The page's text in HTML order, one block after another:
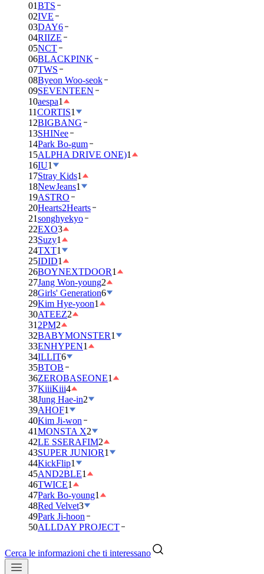
01BTS
02IVE
03DAY6
04RIIZE
05NCT
06BLACKPINK
07TWS
08Byeon Woo-seok
09SEVENTEEN
10aespa1
11CORTIS1
12BIGBANG
13SHINee
14Park Bo-gum
15ALPHA DRIVE ONE)1
16IU1
17Stray Kids1
18NewJeans1
19ASTRO
20Hearts2Hearts
21songhyekyo
22EXO3
23Suzy1
24TXT1
25IDID1
26BOYNEXTDOOR1
27Jang Won-young2
28Girls' Generation6
29Kim Hye-yoon1
30ATEEZ2
31 2PM2
32BABYMONSTER1
33ENHYPEN1
34ILLIT6
35BTOB
36ZEROBASEONE1
37KiiiKiii4
38Jung Hae-in2
39AHOF1
40Kim Ji-won
41MONSTA X2
42LE SSERAFIM2
43SUPER JUNIOR1
44KickFlip1
45AND2BLE1
46TWICE1
47Park Bo-young1
48Red Velvet3
49Park Ji-hoon
50ALLDAY PROJECT
Cerca le informazioni che ti interessano